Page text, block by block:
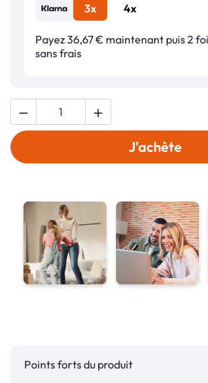
3x 4x
Payez 36,67 € maintenant puis 2
sans frais
 
J'achète
Points forts du produit